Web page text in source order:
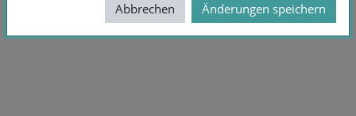
Abschnittsübersicht
Abbrechen Änderungen speichern
Abbrechen Änderungen speichern